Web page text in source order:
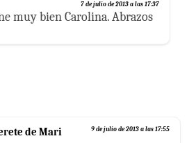
7 de julio de 2013 a las 17:37
muy bien Carolina. Abrazos
de Mari 9 de julio de 2013 a las 17:55